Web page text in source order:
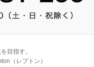
目指す。
（レプトン）